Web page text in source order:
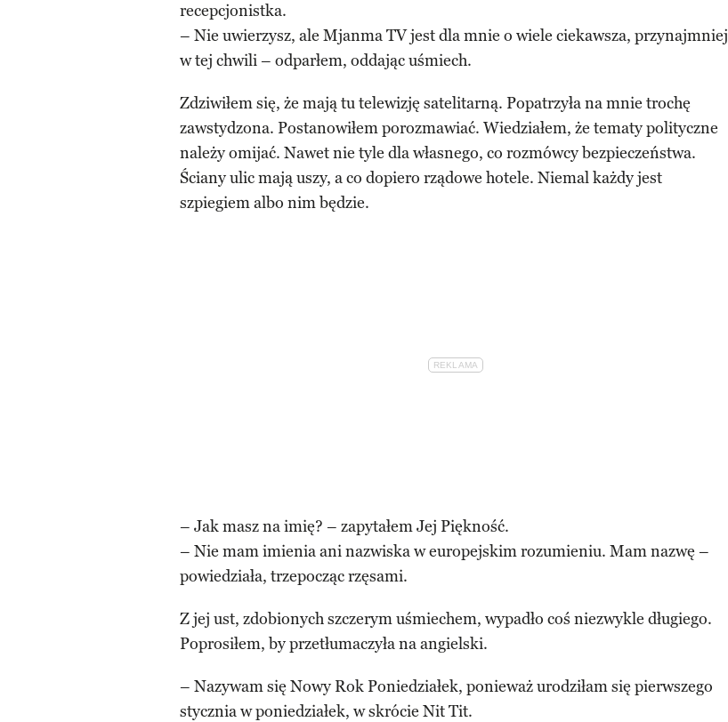
recepcjonistka.
– Nie uwierzysz, ale Mjanma TV jest dla mnie o wiele ciekawsza, przynajmniej
w tej chwili – odparłem, oddając uśmiech.
Zdziwiłem się, że mają tu telewizję satelitarną. Popatrzyła na mnie trochę
zawstydzona. Postanowiłem porozmawiać. Wiedziałem, że tematy polityczne
należy omijać. Nawet nie tyle dla własnego, co rozmówcy bezpieczeństwa.
Ściany ulic mają uszy, a co dopiero rządowe hotele. Niemal każdy jest
szpiegiem albo nim będzie.
– Jak masz na imię? – zapytałem Jej Piękność.
– Nie mam imienia ani nazwiska w europejskim rozumieniu. Mam nazwę –
powiedziała, trzepocząc rzęsami.
Z jej ust, zdobionych szczerym uśmiechem, wypadło coś niezwykle długiego.
Poprosiłem, by przetłumaczyła na angielski.
– Nazywam się Nowy Rok Poniedziałek, ponieważ urodziłam się pierwszego
stycznia w poniedziałek, w skrócie Nit Tit.